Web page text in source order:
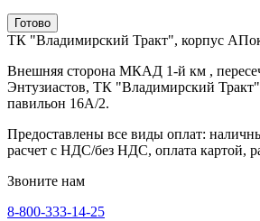
Готово
ТК "Владимирский Тракт", корпус А
Внешняя сторона МКАД 1-й км ,
Энтузиастов, ТК "Владимирский
павильон 16А/2.
Предоставлены все виды оплат:
расчет с НДС/без НДС, оплата картой,
Звоните нам
8-800-333-14-25